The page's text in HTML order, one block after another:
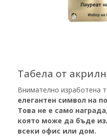
Табела от
Внимателно изработена
елегантен символ на
Това не е само
която може да бъде
всеки офис или дом.